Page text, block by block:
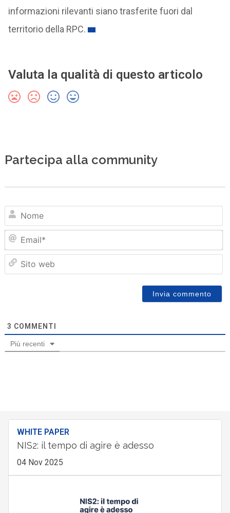
informazioni rilevanti siano trasferite fuori dal
territorio della RPC.
Valuta la qualità di questo articolo
Partecipa alla community
3 COMMENTI
Più recenti
WHITE PAPER
NIS2: il tempo di agire è adesso
04 Nov 2025